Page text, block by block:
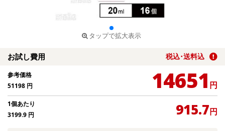
タップで拡大表示
お試し費用 税込･送料込
参考価格
51198 円 14651 円
1個あたり
3199.9 円 915.7円